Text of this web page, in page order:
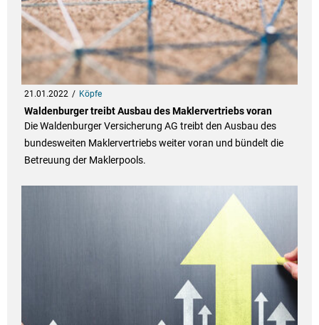
21.01.2022 Köpfe
Waldenburger treibt Ausbau des Maklervertriebs voran
Die Waldenburger Versicherung AG treibt den Ausbau des
bundesweiten Maklervertriebs weiter voran und bündelt die
Betreuung der Maklerpools.